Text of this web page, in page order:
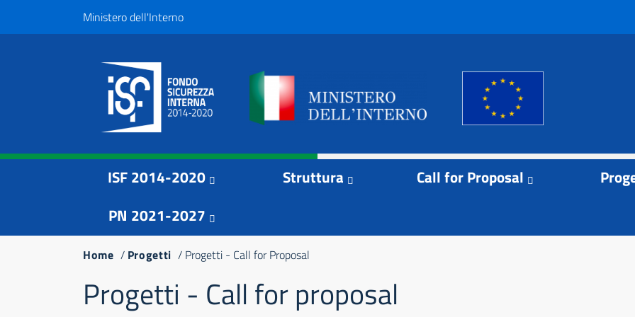
Top
Ministero dell'Interno
Menu principale
Navigazione
ISF 2014-2020 Struttura Call for Proposal
PN 2021-2027
Briciole
di
Home Progetti Progetti - Call for Proposal
Progetti - Call for proposal